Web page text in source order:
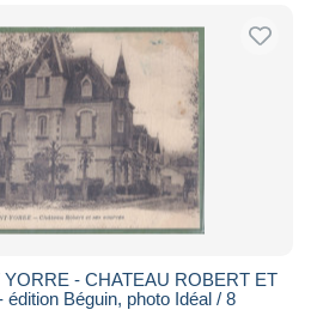
YORRE - CHATEAU ROBERT ET
Béguin, photo Idéal / 8